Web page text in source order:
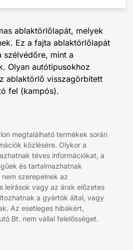
ablaktörlőlapát, melyek
Ez a fajta ablaktörlőlapát
szélvédőre, mint a
Olyan autótípusokhoz
ablaktörlő visszagörbített
fel (kampós).
megtalálható termékek során
közlésére. Olykor a
téves információkat, a
és tartalmazhatnak
szerepelnek az
leírások vagy az árak előzetes
a gyártók által, vagy
Az esetleges hibákért,
Bt. nem vállal felelősséget.